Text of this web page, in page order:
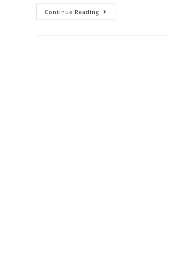
Continue Reading